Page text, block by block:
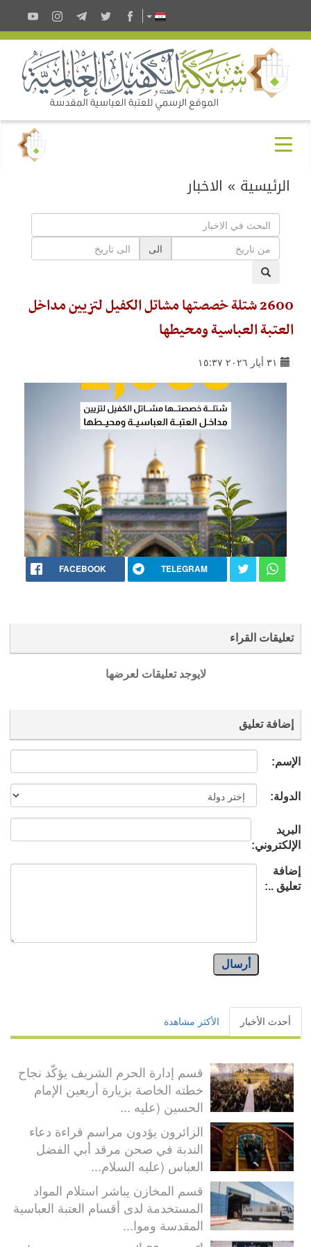
الرئيسية » الاخبار
الى
2600 شتلة خصصتها مشاتل الكفيل لتزيين مداخل
العتبة العباسية ومحيطها
٣١ أيار ٢٠٢٦ ١٥:٣٧
FACEBOOK TELEGRAM
تعليقات القراء
لايوجد تعليقات لعرضها
إضافة تعليق
الإسم:
الدولة:
البريد
الإلكتروني:
إضافة
تعليق ..:
أرسال
أحدث الأخبار الأكثر مشاهدة
قسم إدارة الحرم الشريف يؤكّد نجاح
خطته الخاصة بزيارة أربعين الإمام
الحسين (عليه ...
الزائرون يؤدون مراسم قراءة دعاء
الندبة في صحن مرقد أبي الفضل
العباس (عليه السلام...
قسم المخازن يباشر استلام المواد
المستخدمة لدى أقسام العتبة العباسية
المقدسة وموا...